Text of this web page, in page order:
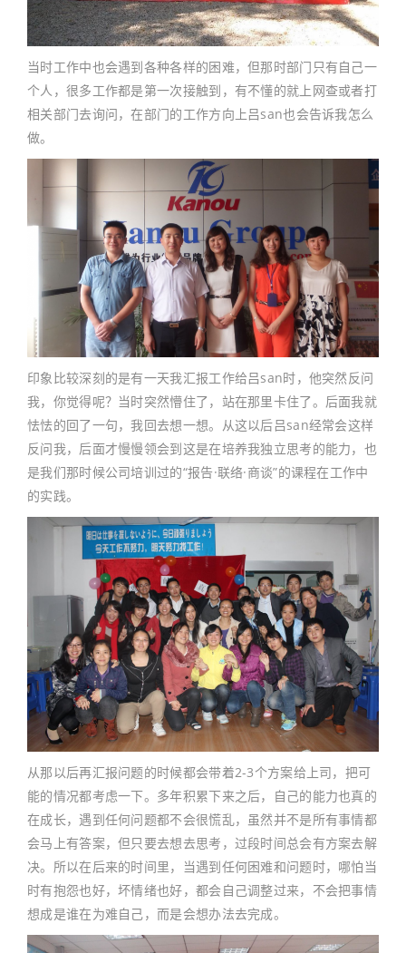
当时工作中也会遇到各种各样的困难，但那时部门只有自己一
个人，很多工作都是第一次接触到，有不懂的就上网查或者打
相关部门去询问，在部门的工作方向上吕san也会告诉我怎么
做。
印象比较深刻的是有一天我汇报工作给吕san时，他突然反问
我，你觉得呢？当时突然懵住了，站在那里卡住了。后面我就
怯怯的回了一句，我回去想一想。从这以后吕san经常会这样
反问我，后面才慢慢领会到这是在培养我独立思考的能力，也
是我们那时候公司培训过的“报告·联络·商谈”的课程在工作中
的实践。
从那以后再汇报问题的时候都会带着2-3个方案给上司，把可
能的情况都考虑一下。多年积累下来之后，自己的能力也真的
在成长，遇到任何问题都不会很慌乱，虽然并不是所有事情都
会马上有答案，但只要去想去思考，过段时间总会有方案去解
决。所以在后来的时间里，当遇到任何困难和问题时，哪怕当
时有抱怨也好，坏情绪也好，都会自己调整过来，不会把事情
想成是谁在为难自己，而是会想办法去完成。